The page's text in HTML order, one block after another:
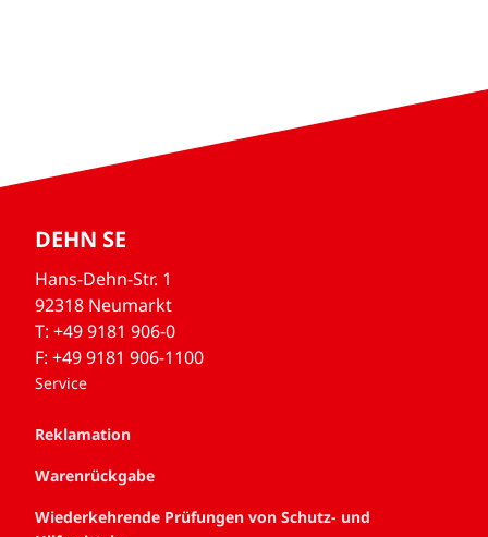
DEHN SE
Hans-Dehn-Str. 1
92318 Neumarkt
T: +49 9181 906-0
F: +49 9181 906-1100
Service
Reklamation
Warenrückgabe
Wiederkehrende Prüfungen von Schutz- und